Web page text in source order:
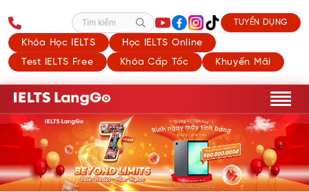
Khóa Học IELTS
Học IELTS Online
Test IELTS Free
Khóa Cấp Tốc Khuyến Mãi
Tìm kiếm TUYỂN DỤNG